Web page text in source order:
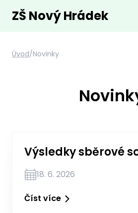
ZŠ Nový Hrádek
Úvod/Novinky
Výsledky sběrové
18. 6. 2026
Číst více